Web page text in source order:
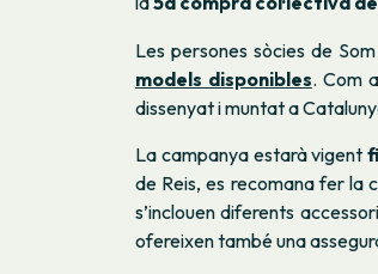
Les persones sòcies de
models disponibles. Com
dissenyat i muntat a
La campanya estarà vigent
de Reis, es recomana fer la
s’inclouen diferents
ofereixen també una